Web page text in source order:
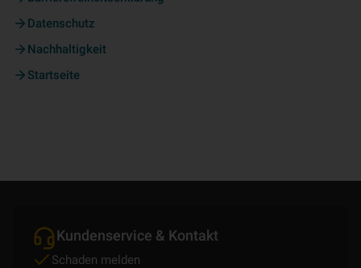
Datenschutz
Nachhaltigkeit
Startseite
Kundenservice & Kontakt
Schaden melden